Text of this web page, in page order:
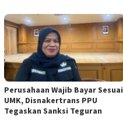
Perusahaan Wajib Bayar Sesuai
UMK, Disnakertrans PPU
Tegaskan Sanksi Teguran